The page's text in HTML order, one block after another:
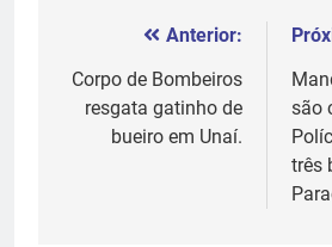
Navegação
de
Post
Anterior:
Corpo de Bombeiros
resgata gatinho de
bueiro em Unaí.
são
três